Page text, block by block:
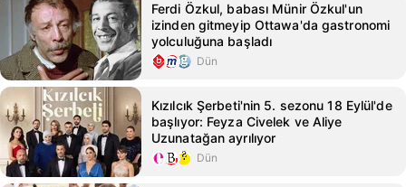
Ferdi Özkul, babası Münir Özkul'un
izinden gitmeyip Ottawa'da gastronomi
yolculuğuna başladı
Dün
Kızılcık Şerbeti'nin 5. sezonu 18 Eylül'de
başlıyor: Feyza Civelek ve Aliye
Uzunatağan ayrılıyor
Dün